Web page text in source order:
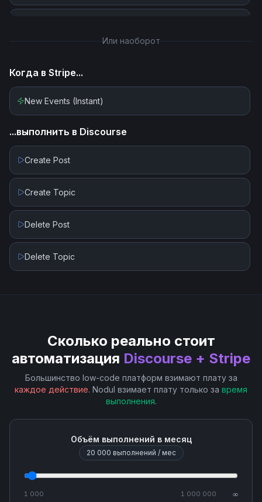
Create Payout
List Payment Intents
List Payouts
Retrieve Invoice Line Item
Retrieve Payment Intent
Или наоборот
Когда в Stripe...
New Events (Instant)
...выполнить в Discourse
Create Post
Create Topic
Delete Post
Delete Topic
Сколько реально стоит
автоматизация Discourse + Stripe
Большинство low-code платформ взимают плату за
каждое действие. Nodul взимает плату только за время
выполнения.
Объём выполнений в месяц
20 000 выполнений / мес
1 000 1 000 000 ∞